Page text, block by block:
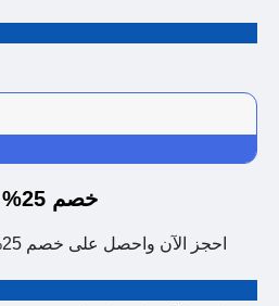
خصم 25% على فندق لا موندين